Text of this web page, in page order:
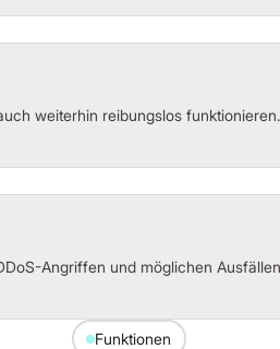
weiterhin reibungslos funktionieren.
Angriffen und möglichen
Funktionen